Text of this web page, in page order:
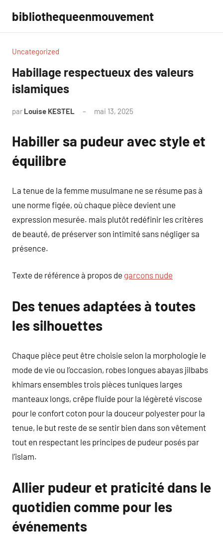
contenu
bibliothequeenmouvement
Uncategorized
Habillage respectueux des valeurs
islamiques
par Louise KESTEL mai 13, 2025
Habiller sa pudeur avec style et
équilibre
La tenue de la femme musulmane ne se résume pas à
une norme figée, où chaque pièce devient une
expression mesurée. mais plutôt redéfinir les critères
de beauté, de préserver son intimité sans négliger sa
présence.
Texte de référence à propos de garcons nude
Des tenues adaptées à toutes
les silhouettes
Chaque pièce peut être choisie selon la morphologie le
mode de vie ou l’occasion, robes longues abayas jilbabs
khimars ensembles trois pièces tuniques larges
manteaux longs, crêpe fluide pour la légèreté viscose
pour le confort coton pour la douceur polyester pour la
tenue, le but reste de se sentir bien dans son vêtement
tout en respectant les principes de pudeur posés par
l’islam.
Allier pudeur et praticité dans le
quotidien comme pour les
événements